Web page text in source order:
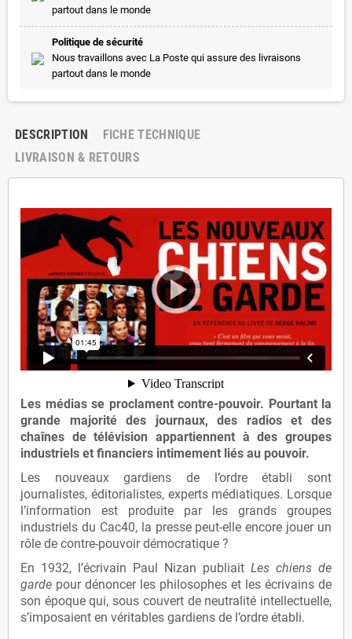
partout dans le monde
Politique de sécurité
Nous travaillons avec La Poste qui assure des livraisons
partout dans le monde
DESCRIPTION
FICHE TECHNIQUE
LIVRAISON & RETOURS
Les médias se proclament contre-pouvoir. Pourtant la
grande majorité des journaux, des radios et des
chaînes de télévision appartiennent à des groupes
industriels et financiers intimement liés au pouvoir.
Les nouveaux gardiens de l’ordre établi sont
journalistes, éditorialistes, experts médiatiques. Lorsque
l’information est produite par les grands groupes
industriels du Cac40, la presse peut-elle encore jouer un
rôle de contre-pouvoir démocratique ?
En 1932, l’écrivain Paul Nizan publiait Les chiens de
garde pour dénoncer les philosophes et les écrivains de
son époque qui, sous couvert de neutralité intellectuelle,
s’imposaient en véritables gardiens de l’ordre établi.